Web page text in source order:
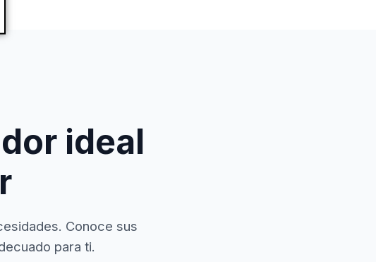
ideal
Conoce sus
para ti.